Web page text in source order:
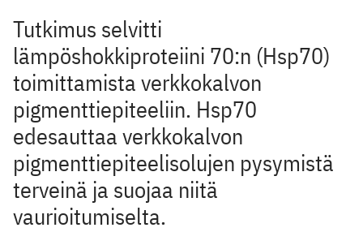
Tutkimus selvitti
lämpöshokkiproteiini 70:n (Hsp70)
toimittamista verkkokalvon
pigmenttiepiteeliin. Hsp70
edesauttaa verkkokalvon
pigmenttiepiteelisolujen pysymistä
terveinä ja suojaa niitä
vaurioitumiselta.